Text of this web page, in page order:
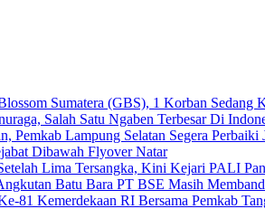
Sumatera (GBS), 1 Korban Sedang
Salah Satu Ngaben Terbesar Di
Pemkab Lampung Selatan Segera
Dibawah Flyover Natar
Lima Tersangka, Kini Kejari PALI
Batu Bara PT BSE Masih
81 Kemerdekaan RI Bersama Pemkab